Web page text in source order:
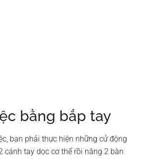
bằng bắp tay
bạn phải thực hiện những cử động
cánh tay dọc cơ thể rồi nâng 2 bàn